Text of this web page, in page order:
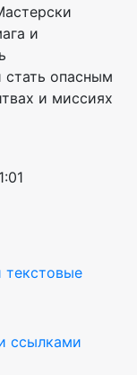
и
опасным
и миссиях
текстовые
ссылками